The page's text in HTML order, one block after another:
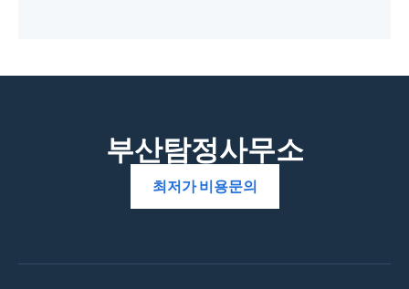
부산탐정사무소
최저가 비용문의